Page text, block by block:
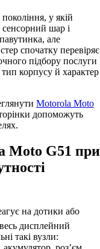
у якій
шар і
але
спочатку перевіряє
підбору послуги
корпусу й характер
Motorola Moto
допоможуть
Moto G51 при
на дотики або
весь дисплейний
такі вузли: